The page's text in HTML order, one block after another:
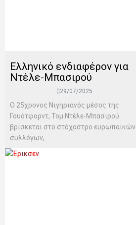
Ελληνικό ενδιαφέρον για
Ντέλε-Μπασιρού
29/07/2025
Ο 25χρονος Νιγηριανός μέσος της
Γουότφορντ, Τομ Ντέλε-Μπασιρού
βρίσκεται στο στόχαστρο ευρωπαϊκών
συλλόγων,...